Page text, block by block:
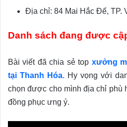
Địa chỉ: 84 Mai Hắc Đế, TP.
Danh sách đang được
Bài viết đã chia sẻ top xưởng
tại Thanh Hóa. Hy vọng với
chọn được cho mình địa chỉ phù
đồng phục ưng ý.